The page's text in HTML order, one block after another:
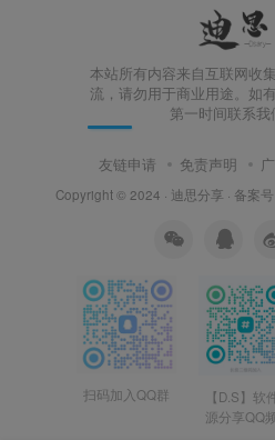
本站所有内容来自互联网收
流，请勿用于商业用途。如
第一时间联系我
友链申请 免责声明
Copyright © 2024 · 迪思分享 · 备案号
扫码加入QQ群
【D.S】软
源分享QQ